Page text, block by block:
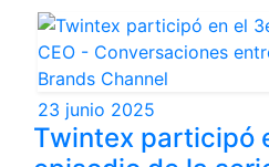
23 junio 2025
Twintex participó